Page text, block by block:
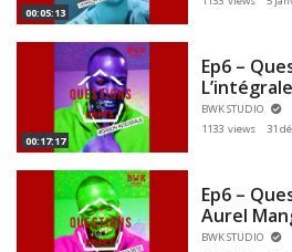
00:05:13
00:17:17
Ep6 –
BWK STUDIO
1133 views
31
Ep6 –
Aurel
BWK STUDIO